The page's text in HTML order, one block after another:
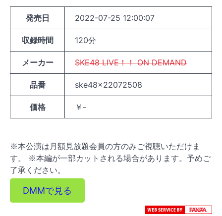
発売日 2022-07-25 12:00:07
収録時間 120分
メーカー SKE48 LIVE！！ ON DEMAND
品番 ske48x22072508
価格 ￥-
※本公演は月額見放題会員の方のみご視聴いただけま
す。 ※本編が一部カットされる場合があります。予めご
了承ください。
DMMで見る